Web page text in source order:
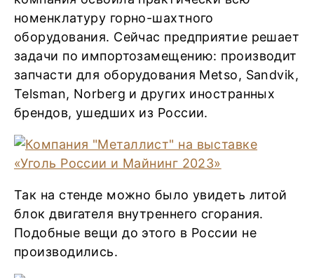
номенклатуру горно-шахтного
оборудования. Сейчас предприятие решает
задачи по импортозамещению: производит
запчасти для оборудования Metso, Sandvik,
Telsman, Norberg и других иностранных
брендов, ушедших из России.
Так на стенде можно было увидеть литой
блок двигателя внутреннего сгорания.
Подобные вещи до этого в России не
производились.